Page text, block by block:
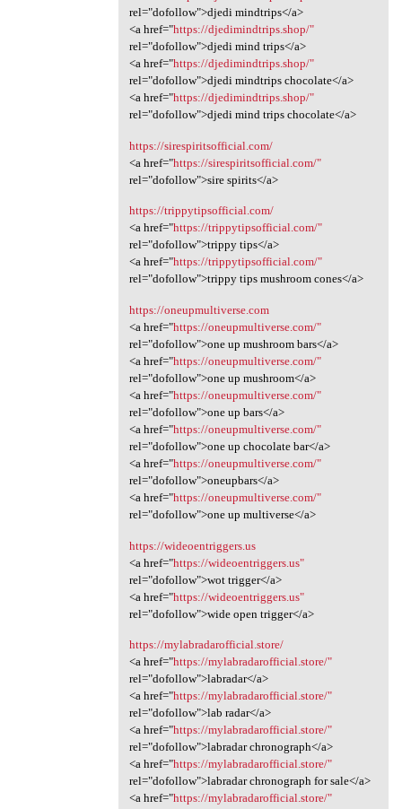
rel="dofollow">djedi mindtrips</a>
<a href="https://djedimindtrips.shop/"
rel="dofollow">djedi mind trips</a>
<a href="https://djedimindtrips.shop/"
rel="dofollow">djedi mindtrips chocolate</a>
<a href="https://djedimindtrips.shop/"
rel="dofollow">djedi mind trips chocolate</a>
https://sirespiritsofficial.com/
<a href="https://sirespiritsofficial.com/"
rel="dofollow">sire spirits</a>
https://trippytipsofficial.com/
<a href="https://trippytipsofficial.com/"
rel="dofollow">trippy tips</a>
<a href="https://trippytipsofficial.com/"
rel="dofollow">trippy tips mushroom cones</a>
https://oneupmultiverse.com
<a href="https://oneupmultiverse.com/"
rel="dofollow">one up mushroom bars</a>
<a href="https://oneupmultiverse.com/"
rel="dofollow">one up mushroom</a>
<a href="https://oneupmultiverse.com/"
rel="dofollow">one up bars</a>
<a href="https://oneupmultiverse.com/"
rel="dofollow">one up chocolate bar</a>
<a href="https://oneupmultiverse.com/"
rel="dofollow">oneupbars</a>
<a href="https://oneupmultiverse.com/"
rel="dofollow">one up multiverse</a>
https://wideoentriggers.us
<a href="https://wideoentriggers.us"
rel="dofollow">wot trigger</a>
<a href="https://wideoentriggers.us"
rel="dofollow">wide open trigger</a>
https://mylabradarofficial.store/
<a href="https://mylabradarofficial.store/"
rel="dofollow">labradar</a>
<a href="https://mylabradarofficial.store/"
rel="dofollow">lab radar</a>
<a href="https://mylabradarofficial.store/"
rel="dofollow">labradar chronograph</a>
<a href="https://mylabradarofficial.store/"
rel="dofollow">labradar chronograph for sale</a>
<a href="https://mylabradarofficial.store/"